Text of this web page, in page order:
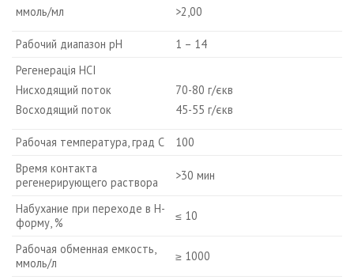
ммоль/мл
>2,00
Рабочий диапазон рН
1 – 14
Регенерація HCI
Нисходящий поток
Восходящий поток
70-80 г/єкв
45-55 г/єкв
Рабочая температура, град С
100
Время контакта
регенерирующего раствора
>30 мин
Набухание при переходе в Н-
форму, %
≤ 10
Рабочая обменная емкость,
ммоль/л
≥ 1000